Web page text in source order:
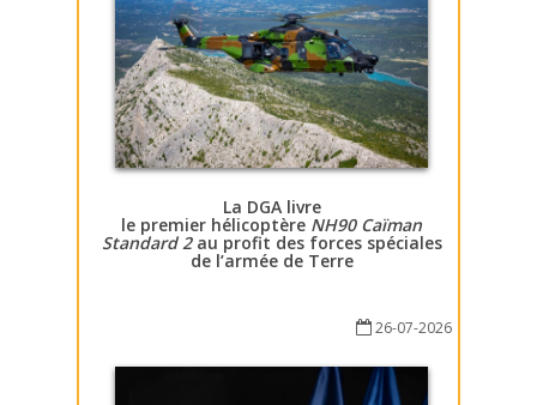
La DGA livre
le premier hélicoptère NH90 Caïman
Standard 2au profit des forces spéciales
de l’armée de Terre
26-07-2026